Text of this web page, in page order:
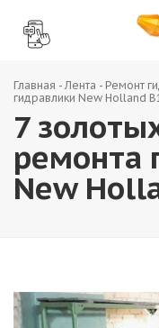
Главная -Лента - Ремонт
гидравлики New Holland
7
ремонта
New